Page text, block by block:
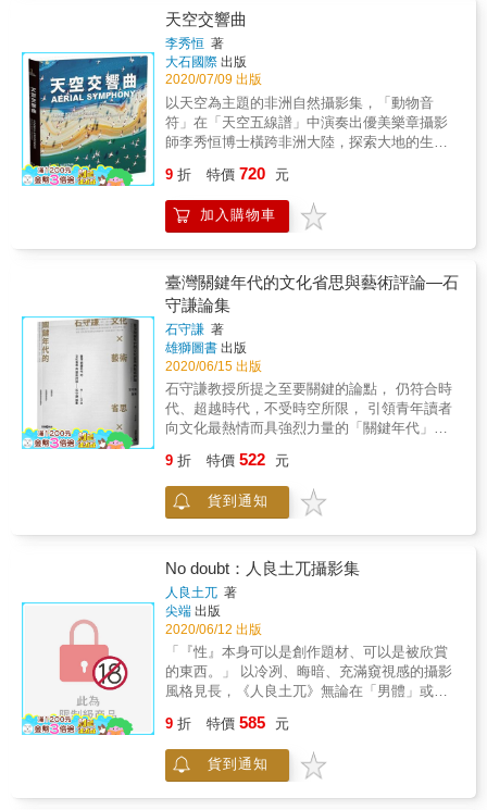
們提示它們原本的形體。 ◎當事物開始訴說除
了單純的事物以外，什麼也不是的事實──那就
是事物對人類反動的開始。 ◎只有在對著「世
界」萌生願意接受事物的原有樣貌以及它反射
回來的敵意視線時，才能讓攝影家按下快門。
◎把不認識的人都當成熟人，把熟人當成如同
不認識的人，凝視「世界」與「私」，觀察他
們。 ◎攝影所擁有的是只有攝影才能擁有的魔
術，是把所有的想像和妄想強制拖引出來的觸
當事物的細節都達到極限，而被鮮明捕捉時，
幻想和幻視就在它的對岸浮現；唯有到達視覺
邊界的那一刻，才是幻想領域浮出的瞬間，才
開始私的解體。 ◎攝影總是背叛它的「作者」
的攝影家意識，將超越意識的世界刺向攝影
家，這種偏差是無法替代的。 ◎一旦世界、事
物開始說話時，攝影家就從攝影的內側安靜地
消失。 ◎&攝影並非消去現實的擬態，是根據
再一次返回原本的現實，而對現實的總體提出
問號。 ◎一切焦點清晰，意義的背後，就是一
片的曖昧，是堅定支撐意義的背景的欠落。 ◎
篠山紀信強硬地拉扯事物，然後在最緊張的時
然後重新賦予我們自己私的意義。 ◎一個攝影
家可以完成的事，只有繼續對世界、對現實提
出質疑，「為什麼」？但是攝影家絕對無法獨
一年的連載，好評不斷，隔年立即出版成書，
是當時重要的攝影評論集。三十五年後，被譽
為充滿70年代熱情的「夢幻名著」，了解戰後
日本攝影發展的重要經典，在策展人/藝評者黃
亞紀（中平在台首次展出的策展人）及
「source系列」主編平面設計師王志弘聯手
下，全球唯一中文版在台復活。
旅》及《山形記》。編排上沒有特意區分三
者，而是彼此交織、錯位。儘管如此，狐狸沒
有迷路，他只是喜歡在書頁間悠遊，往時間的
反方向走，看看能找到什麼。
天空交響曲
李秀恒 著
大石國際 出版
2020/07/09 出版
以天空為主題的非洲自然攝影集，「動物音
符」在「天空五線譜」中演奏出優美樂章攝影
師李秀恒博士橫跨非洲大陸，探索大地的生命
動，共同交織一首關於非洲的交響曲非洲一向
是攝影師眼中的熱門攝影聖地，香港攝影師李
秀恒多年來不下十次前往非洲拍攝：未經馴服
中，動物、湖泊及土壤組成玩味十足的圖案和
色彩，彷彿一幅幅抽象畫；部落及城市在此與
自然互相融合，人類與動物找到共存的平衡
點⋯⋯種種景象，共同交織一首關於非洲的交
響曲。李秀恒受貝多芬音樂的影響，在非洲拍
攝時候，腦海中不時響起他某一首傑作的旋
律，彷彿鏡頭下所攝入的雀鳥、牛羊、獅豹，
都成了天地間巨大五線譜上的生動音符，演奏
著時而壯闊、時而淒美、或偶爾活潑的樂章。
今年適逢貝多芬誕辰 250 週年，李秀恒用貝多
曲）為框架，呈現他的非洲攝影作品，出版了
這本《天空交響曲》。
9 折 特價 720 元
加入購物車
臺灣關鍵年代的文化省思與藝術評論—石
守謙論集
石守謙 著
雄獅圖書 出版
2020/06/15 出版
石守謙教授所提之至要關鍵的論點， 仍符合時
代、超越時代，不受時空所限， 引領青年讀者
向文化最熱情而具強烈力量的「關鍵年代」致
年代，於《雄獅美術》與《當代》雜誌等，所
發表之【文化省思】與【藝術評論】之相關文
章。此時正逢臺灣解嚴經歷轉型的「關鍵年
這個變革的年代中，《雄獅美術》與《當代》
亦扮演起重要角色，以文化藝術之促進及新發
展為編輯方針，為臺灣留下了許多重要的文
章。 二、三十年過去了，今日臺灣藝術環境看
似展覽頻繁、市場活絡，但以前「美術館時
代」的病徵、社會對文化傳統的漠視以及為了
經濟利益而犧牲古蹟維護等，諸如此類漠視文
化藝術的問題，今日依舊存在。因此在【文化
省思】單元中，石守謙教授所提之至要關鍵的
限，這是因為他立足於歷史及美學之最根本
處，引領讀者探索、反省文化藝術的本質，以
及創作本體之意義。 在【藝術評論】單元中，
9 折 特價 522 元
貨到通知
No doubt：人良土兀攝影集
人良土兀 著
尖端 出版
2020/06/12 出版
「『性』本身可以是創作題材、可以是被欣賞
的東西。」 以冷冽、晦暗、充滿窺視感的攝影
風格見長，《人良土兀》無論在「男體」或是
體、衣物下的慾望具體捕捉，攝影師的鏡頭除
了赤裸地展現男體，更再再挑釁觀者的情慾想
像。當攝影有如一場前戲，《人良土兀》的作
9 折 特價 585 元
貨到通知